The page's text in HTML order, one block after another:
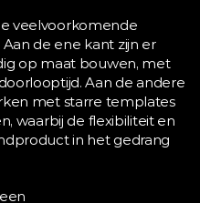
veelvoorkomende
de ene kant zijn er
op maat bouwen, met
Aan de andere
met starre templates
waarbij de flexibiliteit en
in het gedrang